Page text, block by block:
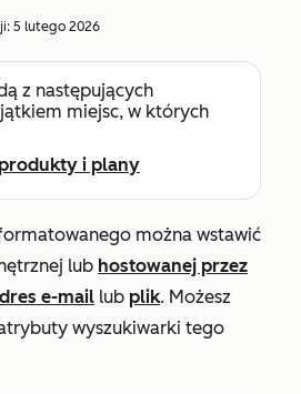
5 lutego 2026
z następujących
miejsc, w których
i plany
można wstawić
lub hostowanej przez
e-mail lub plik. Możesz
wyszukiwarki tego